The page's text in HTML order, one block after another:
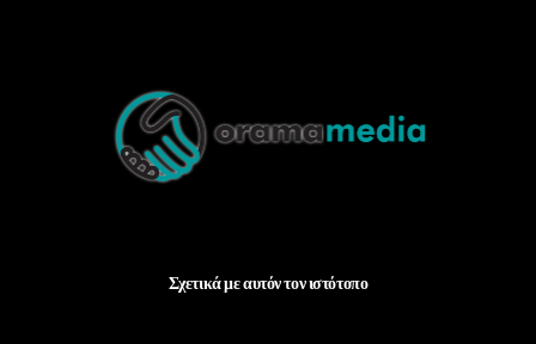
Top
Σχετικά με αυτόν τον ιστότοπο